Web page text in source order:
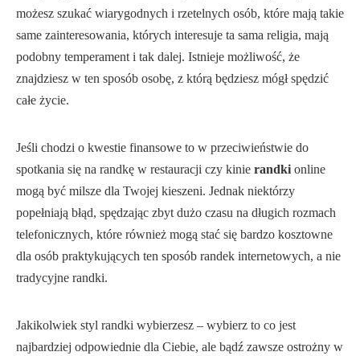
możesz szukać wiarygodnych i rzetelnych osób, które mają takie
same zainteresowania, których interesuje ta sama religia, mają
podobny temperament i tak dalej. Istnieje możliwość, że
znajdziesz w ten sposób osobę, z którą będziesz mógł spędzić
całe życie.
Jeśli chodzi o kwestie finansowe to w przeciwieństwie do
spotkania się na randkę w restauracji czy kinie randki online
mogą być milsze dla Twojej kieszeni. Jednak niektórzy
popełniają błąd, spędzając zbyt dużo czasu na długich rozmach
telefonicznych, które również mogą stać się bardzo kosztowne
dla osób praktykujących ten sposób randek internetowych, a nie
tradycyjne randki.
Jakikolwiek styl randki wybierzesz – wybierz to co jest
najbardziej odpowiednie dla Ciebie, ale bądź zawsze ostrożny w